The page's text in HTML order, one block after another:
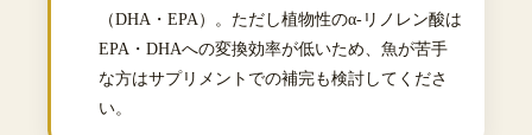
（DHA・EPA）。ただし植物性のα-リノレン酸は
EPA・DHAへの変換効率が低いため、魚が苦手
な方はサプリメントでの補完も検討してくださ
い。